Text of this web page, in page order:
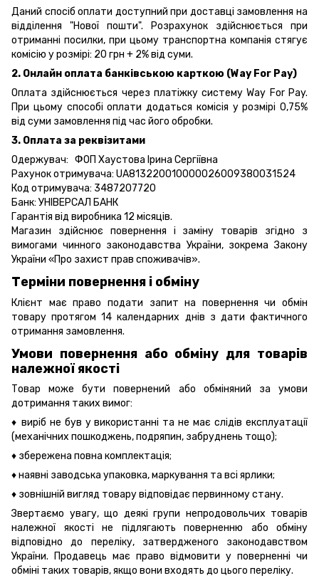
Даний спосіб оплати доступний при доставці замовлення на
відділення "Нової пошти". Розрахунок здійснюється при
отриманні посилки, при цьому транспортна компанія стягує
комісію у розмірі: 20 грн + 2% від суми.
2. Онлайн оплата банківською карткою (Way For Pay)
Оплата здійснюється через платіжку систему Way For Pay.
При цьому способі оплати додаться комісія у розмірі 0,75%
від суми замовлення під час його обробки.
3. Оплата за реквізитами
Одержувач: ФОП Хаустова Ірина Сергіївна
Рахунок отримувача: UA813220010000026009380031524
Код отримувача: 3487207720
Банк: УНІВЕРСАЛ БАНК
Гарантія від виробника 12 місяців.
Магазин здійснює повернення і заміну товарів згідно з
вимогами чинного законодавства України, зокремаЗакону
України «Про захист прав споживачів».
Терміни повернення і обміну
Клієнт має право подати запит на повернення чи обмін
товару протягом 14 календарних днів з дати фактичного
отримання замовлення.
Умови повернення або обміну для товарів
належної якості
Товар може бути повернений або обміняний за умови
дотримання таких вимог:
♦ виріб не був у використанні та не має слідів експлуатації
(механічних пошкоджень, подряпин, забруднень тощо);
♦ збережена повна комплектація;
♦ наявні заводська упаковка, маркування та всі ярлики;
♦ зовнішній вигляд товару відповідає первинному стану.
Звертаємо увагу, що деякі групи непродовольчих товарів
належної якості не підлягають поверненню або обміну
відповідно до переліку, затвердженого законодавством
України. Продавець має право відмовити у поверненні чи
обміні таких товарів, якщо вони входять до цього переліку.